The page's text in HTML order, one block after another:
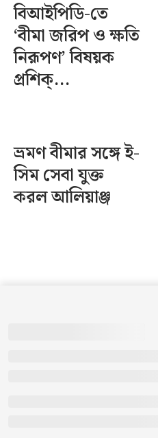
বিআইপিডি-তে
‘বীমা জরিপ ও ক্ষতি
নিরূপণ’ বিষয়ক
প্রশিক্...
ভ্রমণ বীমার সঙ্গে ই-
সিম সেবা যুক্ত
করল আলিয়াঞ্জ